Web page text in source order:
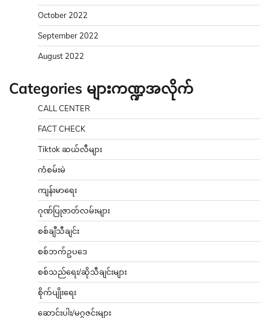
October 2022
September 2022
August 2022
Categories များကဏ္ဍအလိုက်
CALL CENTER
FACT CHECK
Tiktok ဆယ်လီများ
ကံစမ်းမဲ
ကျန်းမာရေး
ဂုဏ်ပြုဇာတ်လမ်းများ
စစ်ချီသီချင်း
စစ်ဘက်ဥပဒေ
စစ်သည်ရေး/ဆိုသီချင်းများ
စိုက်ပျိုးရေး
ဆောင်းပါး/မဂ္ဂဇင်းများ